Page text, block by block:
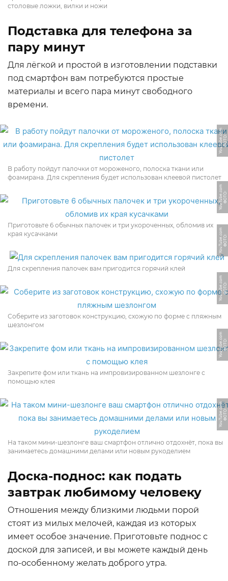
столовые ложки, вилки и ножи
Подставка для телефона за
пару минут
Для лёгкой и простой в изготовлении подставки
под смартфон вам потребуются простые
материалы и всего пара минут свободного
времени.
Ф
О
Т
О:
Y
o
u
T
u
b
e.
c
o
m
В работу пойдут палочки от мороженого, полоска ткани или
фоамирана. Для скрепления будет использован клеевой пистолет
Ф
О
Т
О:
Y
o
u
T
u
b
e.
c
o
m
Приготовьте 6 обычных палочек и три укороченных, обломив их
края кусачками
Ф
О
Т
О:
Y
o
u
T
u
b
e.
c
o
m
Для скрепления палочек вам пригодится горячий клей
Ф
О
Т
О:
Y
o
u
T
u
b
e.
c
o
m
Соберите из заготовок конструкцию, схожую по форме с пляжным
шезлонгом
Ф
О
Т
О:
Y
o
u
T
u
b
e.
c
o
m
Закрепите фом или ткань на импровизированном шезлонге с
помощью клея
Ф
О
Т
О:
Y
o
u
T
u
b
e.
c
o
m
На таком мини-шезлонге ваш смартфон отлично отдохнёт, пока вы
занимаетесь домашними делами или новым рукоделием
Доска-поднос: как подать
завтрак любимому человеку
Отношения между близкими людьми порой
стоят из милых мелочей, каждая из которых
имеет особое значение. Приготовьте поднос с
доской для записей, и вы можете каждый день
по-особенному желать доброго утра.